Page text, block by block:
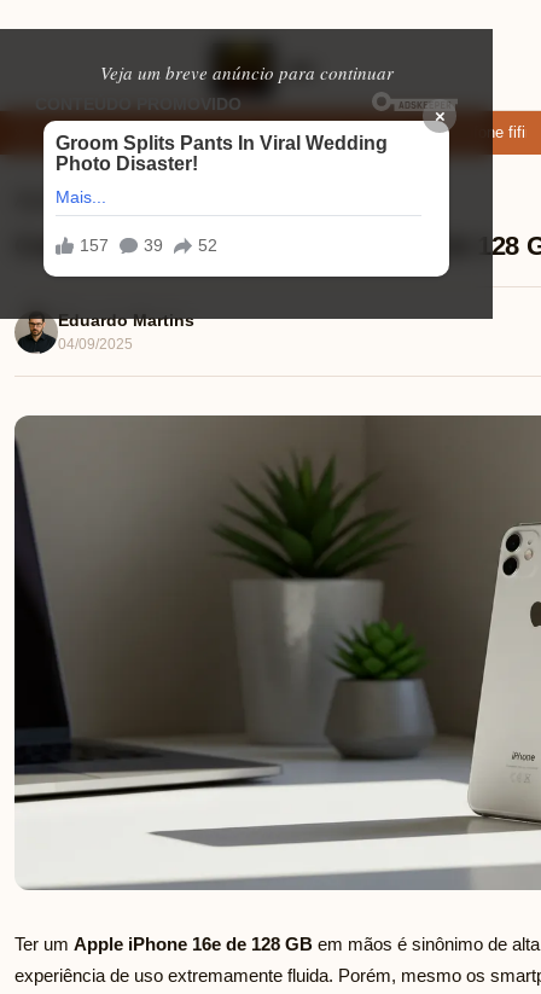
Veja um breve anúncio para continuar
×
apps de namoro que permitem enviar fotos e vídeos Microfone fifine
Ajuda (FAQ)
Como reiniciar o Apple iPhone 16e de 128
Eduardo Martins
04/09/2025
Ter um Apple iPhone 16e de 128 GB em mãos é sinônimo de
experiência de uso extremamente fluida. Porém, mesmo os